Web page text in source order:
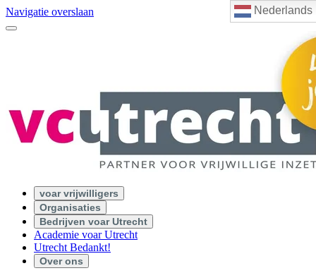
Nederlands
Navigatie overslaan
voar vrijwilligers
Organisaties
Bedrijven voar Utrecht
Academie voar Utrecht
Utrecht Bedankt!
Over ons